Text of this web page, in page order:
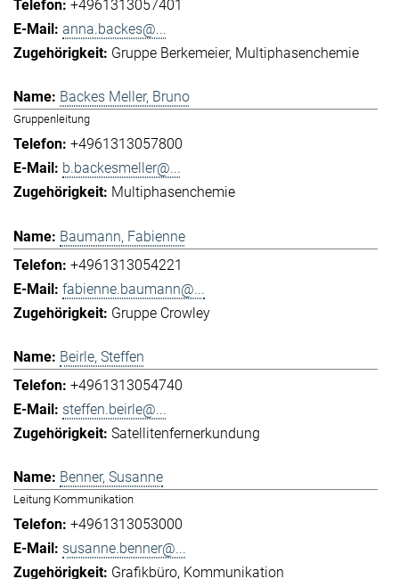
+4961313057401
anna.backes@...
Gruppe Berkemeier Multiphasenchemie
Backes Meller, Bruno
Gruppenleitung
+4961313057800
b.backesmeller@...
Multiphasenchemie
Baumann, Fabienne
+4961313054221
fabienne.baumann@...
Gruppe Crowley
Beirle, Steffen
+4961313054740
steffen.beirle@...
Satellitenfernerkundung
Benner, Susanne
Leitung Kommunikation
+4961313053000
susanne.benner@...
Grafikbüro Kommunikation